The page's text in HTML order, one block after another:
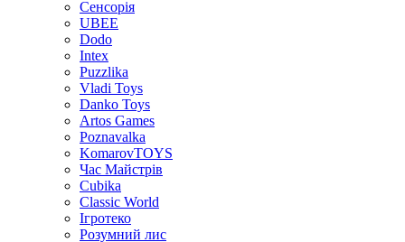
Сенсорія
UBEE
Dodo
Intex
Puzzlika
Vladi Toys
Danko Toys
Artos Games
Poznavalka
KomarovTOYS
Час Майстрів
Cubika
Classic World
Ігротеко
Розумний лис